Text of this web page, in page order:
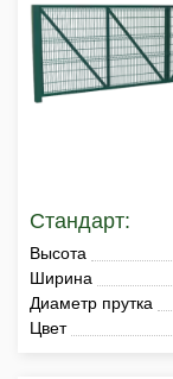
Стандарт:
Высота
Ширина
Диаметр прутка
Цвет